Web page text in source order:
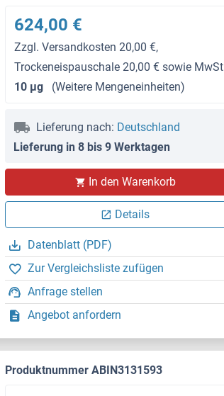
624,00 €
Zzgl. Versandkosten 20,00 €,
Trockeneispauschale 20,00 € sowie MwSt
10 μg
(Weitere Mengeneinheiten)
Lieferung nach: Deutschland
Lieferung in 8 bis 9 Werktagen
In den Warenkorb
Details
Datenblatt (PDF)
Zur Vergleichsliste zufügen
Anfrage stellen
Angebot anfordern
Produktnummer ABIN3131593